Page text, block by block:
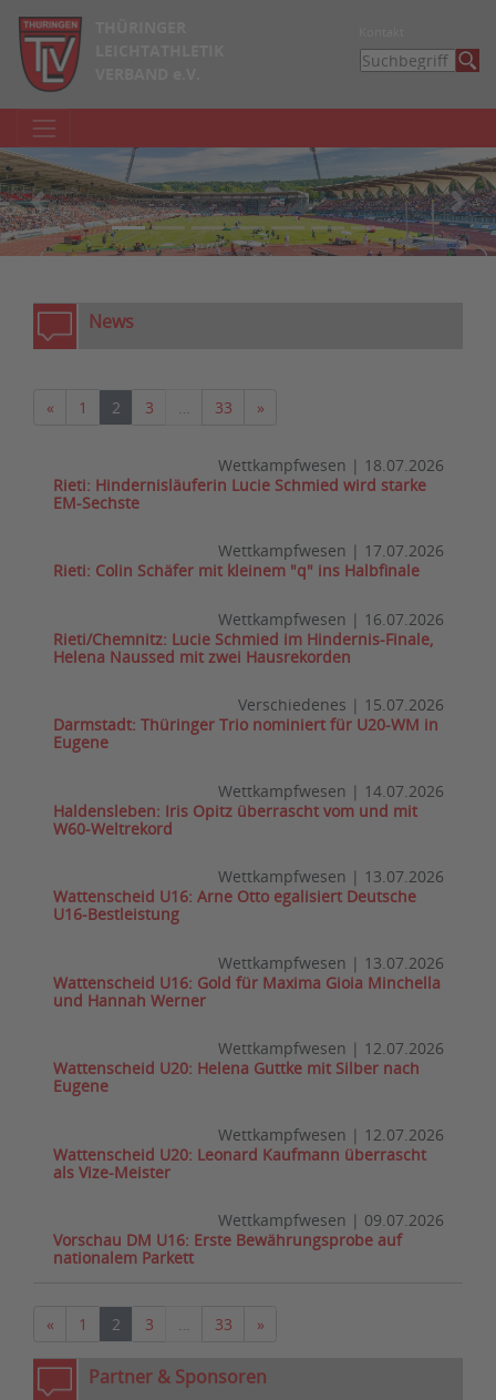
zurück
News
«Vorherige
1 2 3 … 33 »Nächste
Wettkampfwesen | 18.07.2026
Rieti: Hindernisläuferin Lucie Schmied wird starke
EM-Sechste
Wettkampfwesen | 17.07.2026
Rieti: Colin Schäfer mit kleinem "q" ins Halbfinale
Wettkampfwesen | 16.07.2026
Rieti/Chemnitz: Lucie Schmied im Hindernis-Finale,
Helena Naussed mit zwei Hausrekorden
Verschiedenes | 15.07.2026
Darmstadt: Thüringer Trio nominiert für U20-WM in
Eugene
Wettkampfwesen | 14.07.2026
Haldensleben: Iris Opitz überrascht vom und mit
W60-Weltrekord
Wettkampfwesen | 13.07.2026
Wattenscheid U16: Arne Otto egalisiert Deutsche
U16-Bestleistung
Wettkampfwesen | 13.07.2026
Wattenscheid U16: Gold für Maxima Gioia Minchella
und Hannah Werner
Wettkampfwesen | 12.07.2026
Wattenscheid U20: Helena Guttke mit Silber nach
Eugene
Wettkampfwesen | 12.07.2026
Wattenscheid U20: Leonard Kaufmann überrascht
als Vize-Meister
Wettkampfwesen | 09.07.2026
Vorschau DM U16: Erste Bewährungsprobe auf
nationalem Parkett
«Vorherige
1 2 3 … 33 »Nächste
Partner & Sponsoren